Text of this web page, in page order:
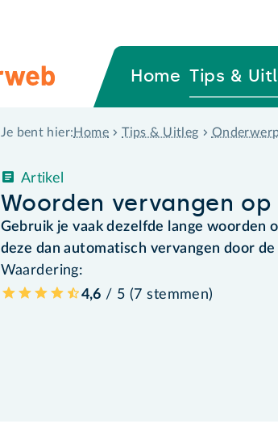
Home Tips &
Je bent hier: Home Tips & Uitleg
Woorden vervangen op
Artikel
Gebruik je vaak dezelfde lange woorden
deze dan automatisch vervangen door
Waardering:
4,6 / 5 (7 stemmen)